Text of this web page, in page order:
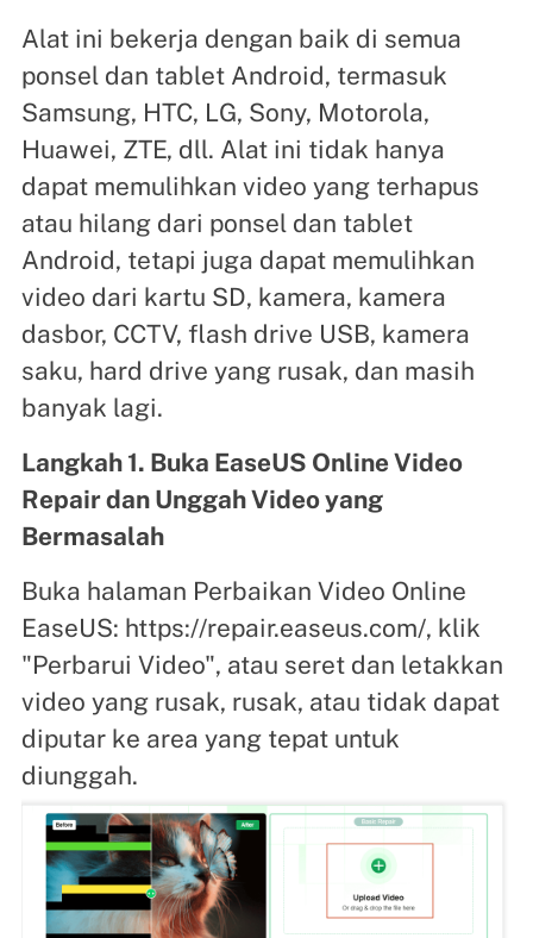
Alat ini bekerja dengan baik di semua
ponsel dan tablet Android, termasuk
Samsung, HTC, LG, Sony, Motorola,
Huawei, ZTE, dll. Alat ini tidak hanya
dapat memulihkan video yang terhapus
atau hilang dari ponsel dan tablet
Android, tetapi juga dapat memulihkan
video dari kartu SD, kamera, kamera
dasbor, CCTV, flash drive USB, kamera
saku, hard drive yang rusak, dan masih
banyak lagi.
Langkah 1. Buka EaseUS Online Video
Repair dan Unggah Video yang
Bermasalah
Buka halaman Perbaikan Video Online
EaseUS: https://repair.easeus.com/, klik
"Perbarui Video", atau seret dan letakkan
video yang rusak, rusak, atau tidak dapat
diputar ke area yang tepat untuk
diunggah.